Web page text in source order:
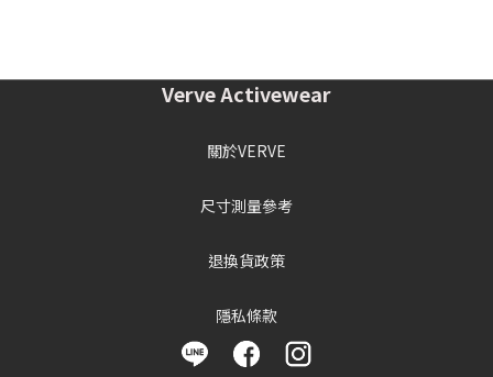
Verve Activewear
關於VERVE
尺寸測量參考
退換貨政策
隱私條款